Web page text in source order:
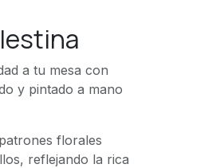
a tu mesa con
y pintado a mano
florales
reflejando la rica